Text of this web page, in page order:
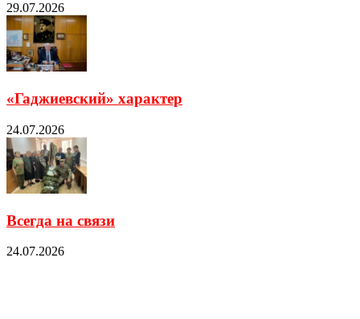
29.07.2026
«Гаджиевский» характер
24.07.2026
Всегда на связи
24.07.2026